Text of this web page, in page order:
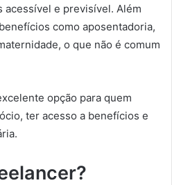
acessível e previsível. Além
como aposentadoria,
o que não é comum
opção para quem
ter acesso a benefícios e